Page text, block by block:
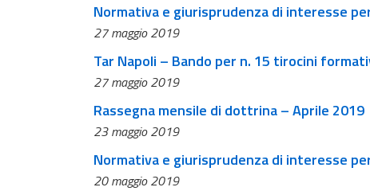
Normativa e giurisprudenza di interesse
27 maggio 2019
Tar Napoli – Bando per n. 15 tirocini
27 maggio 2019
Rassegna mensile di dottrina – Aprile 2019
23 maggio 2019
Normativa e giurisprudenza di interesse
20 maggio 2019